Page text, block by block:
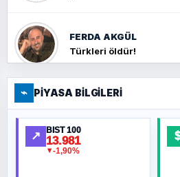
FERDA AKGÜL
Türkleri öldür!
FERHAT BÜYÜKKALKAN
Ankara Zirvesi: NATO
Ortadoğu Haritasının
⌁ PIYASA BILGILERI
↗ BIST 100
13.981
▼-1,90%
$